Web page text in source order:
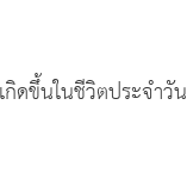
ดขึ้นในชีวิตประจำวัน